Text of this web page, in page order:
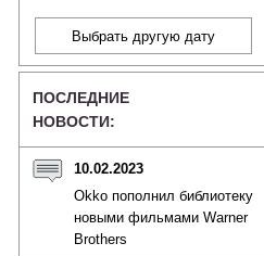
ПОСЛЕДНИЕ
НОВОСТИ:
10.02.2023
Okko пополнил библиотеку
новыми фильмами Warner
Brothers